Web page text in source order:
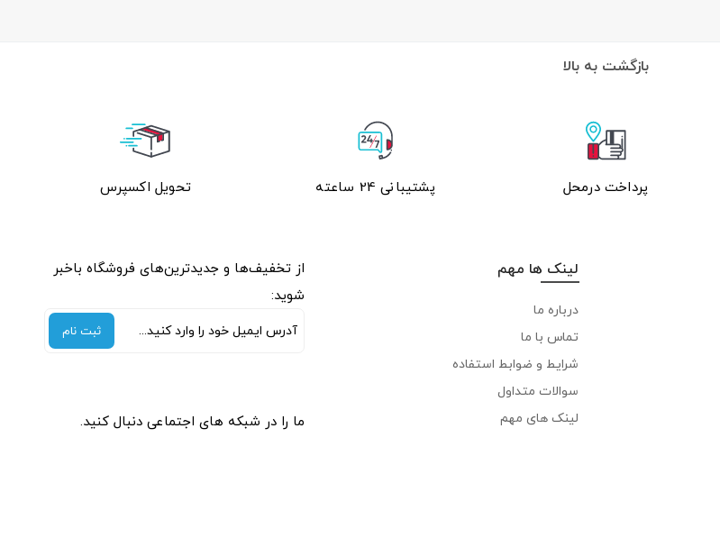
بازگشت به بالا
پرداخت درمحل پشتیبانی 24 ساعته تحویل اکسپرس
لینک ها مهم
درباره ما
تماس با ما
شرایط و ضوابط استفاده
سوالات متداول
لینک های مهم
از تخفیف‌ها و جدیدترین‌های فروشگاه باخبر
شوید:
ثبت نام
ما را در شبکه های اجتماعی دنبال کنید.